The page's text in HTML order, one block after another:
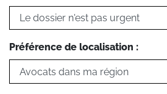
Préférence de localisation :